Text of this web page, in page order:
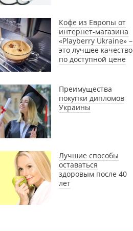
Кофе из Европы от
интернет-магазина
«Playberry Ukraine» –
это лучшее качество
по доступной цене
Преимущества
покупки дипломов
Украины
Лучшие способы
оставаться
здоровым после 40
лет